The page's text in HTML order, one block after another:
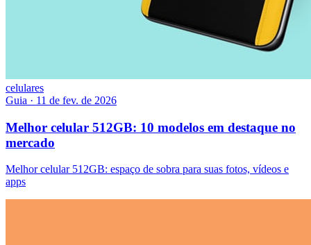
celulares
Guia · 11 de fev. de 2026
Melhor celular 512GB: 10 modelos em destaque no
mercado
Melhor celular 512GB: espaço de sobra para suas fotos, vídeos e
apps